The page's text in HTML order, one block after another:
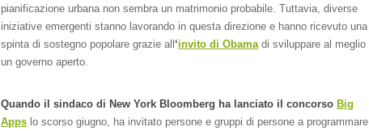
pianificazione urbana non sembra un matrimonio probabile. Tuttavia, diverse
iniziative emergenti stanno lavorando in questa direzione e hanno ricevuto una
spinta di sostegno popolare grazie all‘invito di Obama di sviluppare al meglio
un governo aperto.
Quando il sindaco di New York Bloomberg ha lanciato il concorso Big
Apps lo scorso giugno, ha invitato persone e gruppi di persone a programmare